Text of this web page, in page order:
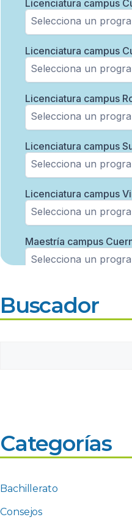
Buscador
Categorías
Bachillerato
Consejos